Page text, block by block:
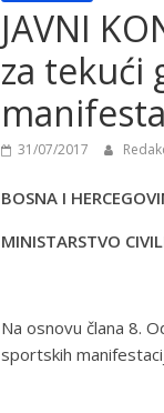
JAVNI
za tekući
31/07/2017
BOSNA I
MINISTARSTVO
Na osnovu člana 8.
sportskih